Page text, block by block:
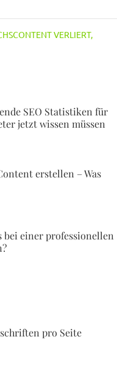
VERLIERT,
SEO Statistiken für
jetzt wissen müssen
erstellen – Was
bei einer professionellen
pro Seite